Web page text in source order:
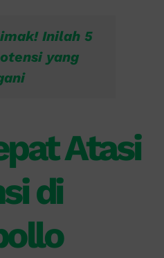
Inilah 5
yang
Atasi
di